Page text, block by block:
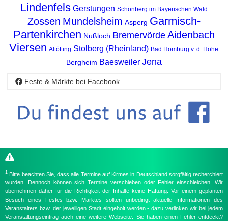
Lindenfels Gerstungen Schönberg im Bayerischen Wald
Zossen Mundelsheim Asperg Garmisch-
Partenkirchen Nußloch Bremervörde Aidenbach
Viersen Altötting Stolberg (Rheinland) Bad Homburg v. d. Höhe
Bergheim Baesweiler Jena
Feste & Märkte bei Facebook
1 Bitte beachten Sie, dass alle Termine auf Kirmes in Deutschland sorgfältig recherchiert
wurden. Dennoch können sich Termine verschieben oder Fehler einschleichen. Wir
übernehmen daher für die Richtigkeit der Inhalte keine Haftung. Vor einem geplanten
Besuch eines Festes bzw. Marktes sollten unbedingt aktuelle Informationen des
Veranstalters bzw. der jeweiligen Stadt eingeholt werden - dazu verlinken wir bei jedem
Veranstaltungseintrag auch eine weitere Webseite. Sie haben einen Fehler entdeckt?